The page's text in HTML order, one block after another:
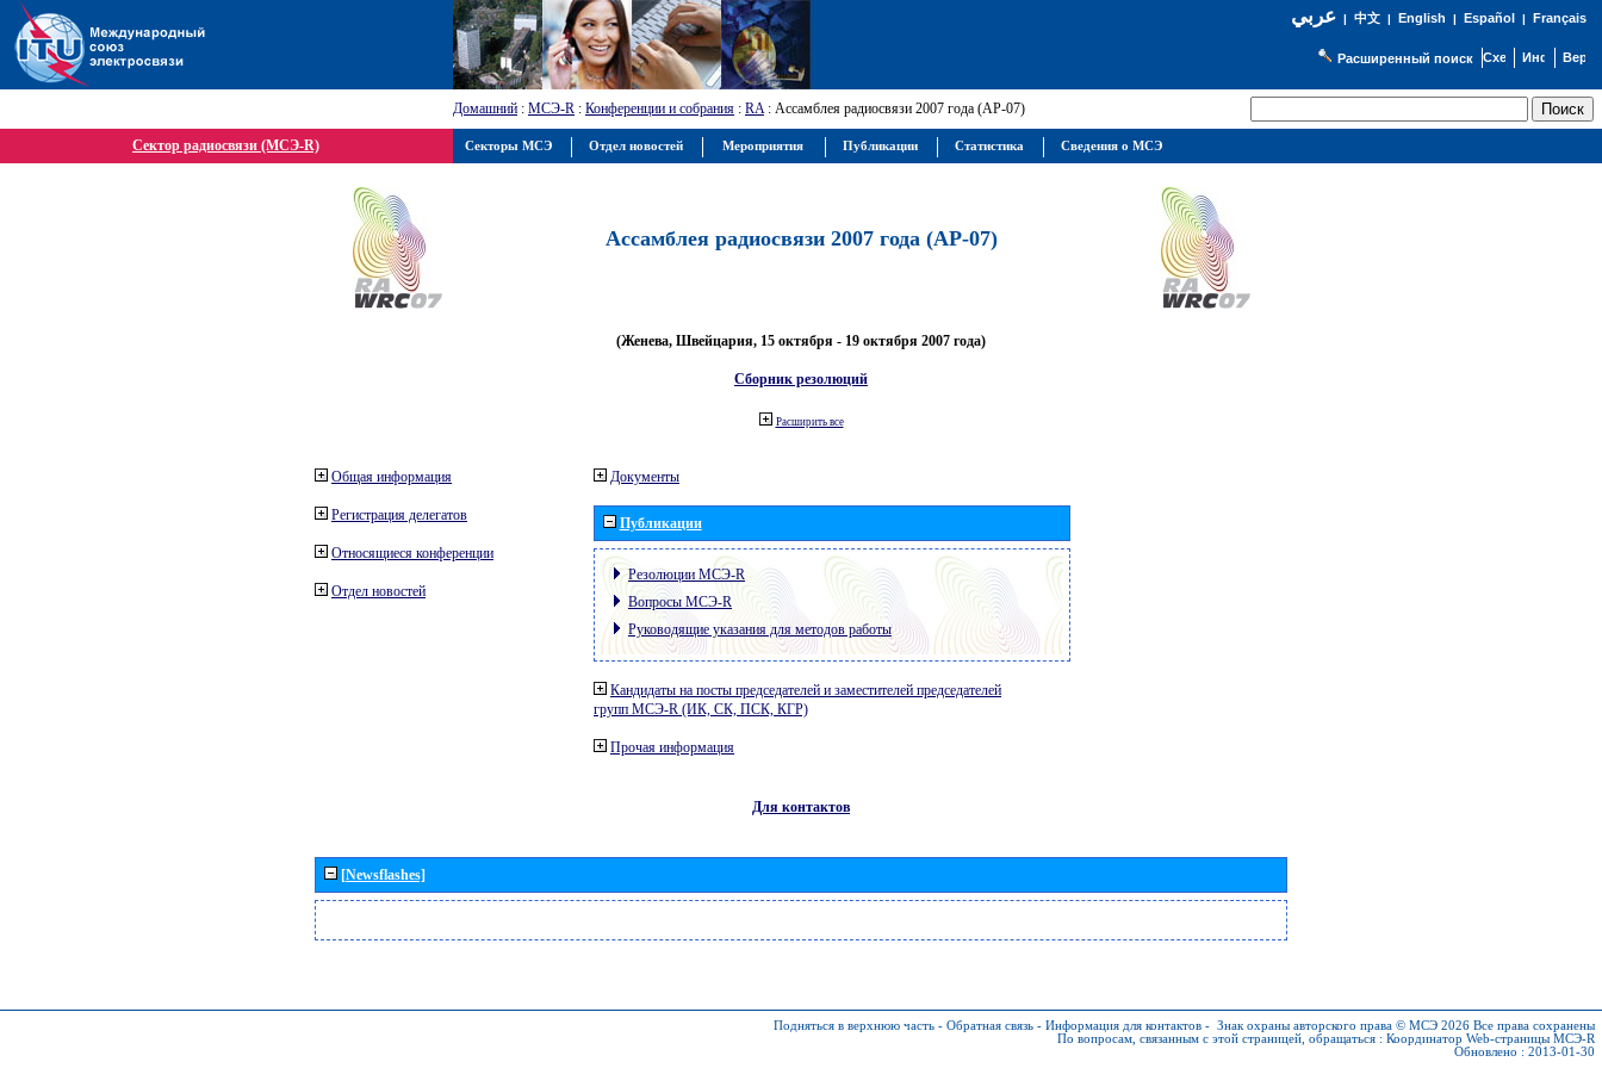
عربي| 中文| English | Español | Français
Расширенный поиск
Домашний : МСЭ-R : Конференции и собрания : RA: Ассамблея радиосвязи 2007 года (АР-07)
Сектор радиосвязи (МСЭ-R)
Ассамблея радиосвязи 2007 года (АР-07)
(Женева, Швейцария, 15 октября - 19 октября 2007 года)
Сборник резолюций
Расширить все
Общая информация
Регистрация делегатов
Относящиеся конференции
Отдел новостей
Документы
Публикации
Резолюции МСЭ-R
Вопросы МСЭ-R
Руководящие указания для методов работы
Кандидаты на посты председателей и заместителей председателей
групп МСЭ-R (ИК, СК, ПСК, КГР)
Прочая информация
Для контактов
[Newsflashes]
Подняться в верхнюю часть - Обратная связь - Информация для контактов - Знак охраны авторского права © МСЭ 2026 Все права сохранены
По вопросам, связанным с этой страницей, обращаться : Координатор Web-страницы МСЭ-R
Обновлено : 2013-01-30
Секторы МСЭ Отдел новостей Мероприятия Публикации Статистика Сведения о МСЭ